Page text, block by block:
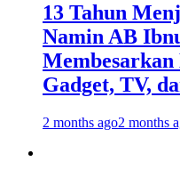
13 Tahun
Namin AB
Gadget, TV,
2 months ago2 months